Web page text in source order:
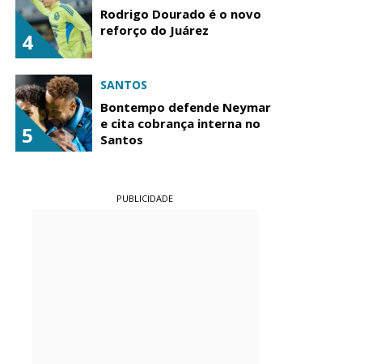
4
Rodrigo Dourado é o novo
reforço do Juárez
5
SANTOS
Bontempo defende Neymar
e cita cobrança interna no
Santos
PUBLICIDADE